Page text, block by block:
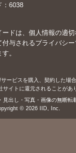
：6038
ードは、個人情報の適
付与されるプライバシ
。
ービスを購入、契約した場合
サイトに還元されることがあ
見出し・写真・画像の無断転
© 2026 IID, Inc.